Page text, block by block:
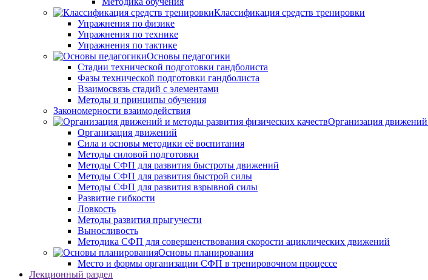
Классификация средств тренировки
Упражнения по физике
Упражнения по технике
Упражнения по тактике
Основы педагогики
Стадии технической подготовки гандболиста
Фазы технической подготовки гандболиста
Взаимосвязь стадий с элементами
Методы и принципы обучения
Закономерности взаимодействия
Организация движений
Организация движений
Сила и основы методики её воспитания
Методы силовой подготовки
Методы СФП для развития быстроты движений
Методы СФП для развития быстрой силы
Методы СФП для развития взрывной силы
Развитие гибкости
Ловкость
Методы развития прыгучести
Выносливость
Методика СФП для совершенствования скорости ациклических движений
Основы планирования
Место и формы организации СФП в тренировочном процессе
Лекционный раздел